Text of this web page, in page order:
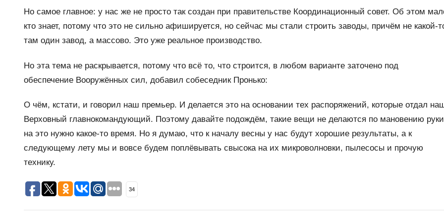
Но самое главное: у нас же не просто так создан при правительстве Координационный совет. Об этом
кто знает, потому что это не сильно афишируется, но сейчас мы стали строить заводы, причём не какой-
там один завод, а массово. Это уже реальное производство.
Но эта тема не раскрывается, потому что всё то, что строится, в любом варианте заточено под
обеспечение Вооружённых сил, добавил собеседник Пронько:
О чём, кстати, и говорил наш премьер. И делается это на основании тех распоряжений, которые отдал
Верховный главнокомандующий. Поэтому давайте подождём, такие вещи не делаются по мановению
на это нужно какое-то время. Но я думаю, что к началу весны у нас будут хорошие результаты, а к
следующему лету мы и вовсе будем поплёвывать свысока на их микроволновки, пылесосы и прочую
технику.
34